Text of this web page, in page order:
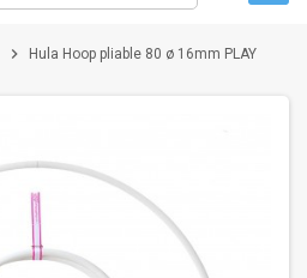
chevron_right Hula Hoop pliable 80 ø 16mm PLAY